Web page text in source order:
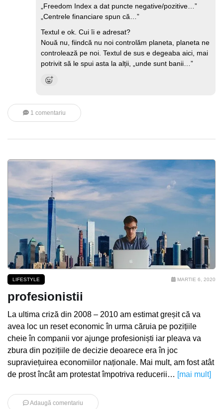
„Freedom Index a dat puncte negative/pozitive…”
„Centrele financiare spun că…”
Textul e ok. Cui îi e adresat?
Nouă nu, fiindcă nu noi controlăm planeta, planeta ne
controlează pe noi. Textul de sus e degeaba aici, mai
potrivit să le spui asta la alții, „unde sunt banii…”
1 comentariu
LIFESTYLE MARTIE 6, 2020
profesionistii
La ultima criză din 2008 – 2010 am estimat greșit că va
avea loc un reset economic în urma căruia pe pozițiile
cheie în companii vor ajunge profesioniști iar pleava va
zbura din pozițiile de decizie deoarece era în joc
supraviețuirea economiilor naționale. Mai mult, am fost atât
de prost încât am protestat împotriva reducerii… [mai mult]
Adaugă comentariu